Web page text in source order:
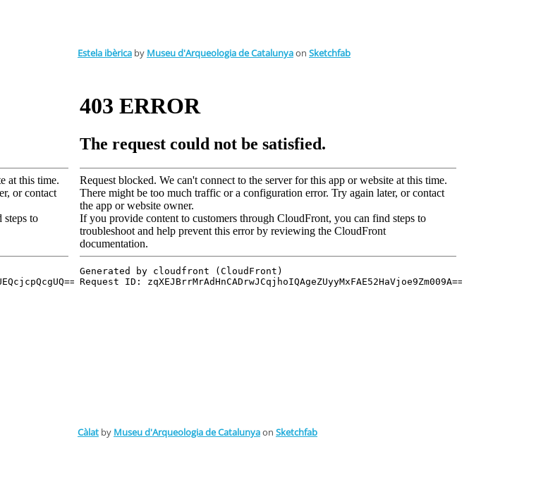
Estela ibèrica by Museu d'Arqueologia de Catalunyaon Sketchfab
Càlat by Museu d'Arqueologia de Catalunyaon Sketchfab